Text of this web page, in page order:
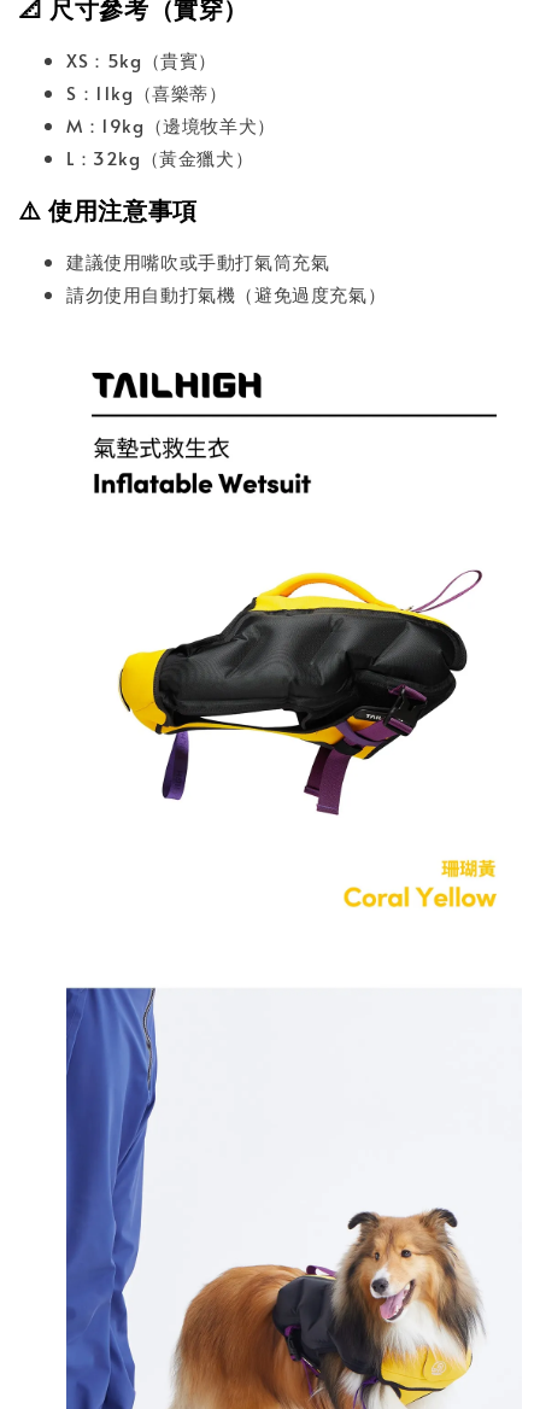
📐 尺寸參考（實穿）
XS：5kg（貴賓）
S：11kg（喜樂蒂）
M：19kg（邊境牧羊犬）
L：32kg（黃金獵犬）
⚠️ 使用注意事項
建議使用嘴吹或手動打氣筒充氣
請勿使用自動打氣機（避免過度充氣）